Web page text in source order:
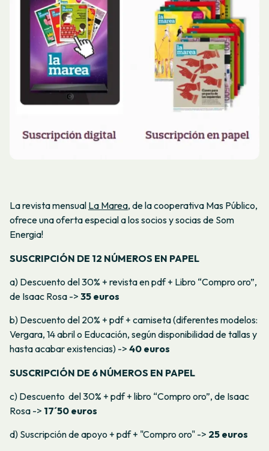
La revista mensual La Marea, de la cooperativa Mas Público,
ofrece una oferta especial a los socios y socias de Som
Energia!
SUSCRIPCIÓN DE 12 NÚMEROS EN PAPEL
a) Descuento del 30% + revista en pdf + Libro “Compro oro”,
de Isaac Rosa -> 35 euros
b) Descuento del 20% + pdf + camiseta (diferentes modelos:
Vergara, 14 abril o Educación, según disponibilidad de tallas y
hasta acabar existencias) -> 40 euros
SUSCRIPCIÓN DE 6 NÚMEROS EN PAPEL
c) Descuento del 30% + pdf + libro “Compro oro”, de Isaac
Rosa -> 17´50 euros
d) Suscripción de apoyo + pdf + "Compro oro" -> 25 euros